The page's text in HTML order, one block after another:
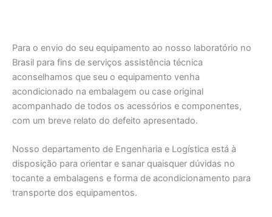
Para o envio do seu equipamento ao nosso laboratório no
Brasil para fins de serviços assistência técnica
aconselhamos que seu o equipamento venha
acondicionado na embalagem ou case original
acompanhado de todos os acessórios e componentes,
com um breve relato do defeito apresentado.
Nosso departamento de Engenharia e Logística está à
disposição para orientar e sanar quaisquer dúvidas no
tocante a embalagens e forma de acondicionamento para
transporte dos equipamentos.